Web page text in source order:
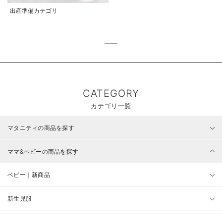
出産準備カテゴリ
CATEGORY
カテゴリ一覧
マタニティの商品を探す
ママ&ベビーの商品を探す
ベビー｜新商品
新生児服